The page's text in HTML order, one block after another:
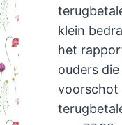
klein
het
ouders
voorschot